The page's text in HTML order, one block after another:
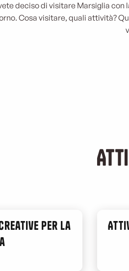
deciso di visitare Marsiglia
Cosa visitare, quali attività?
per la